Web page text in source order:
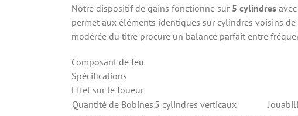
Notre dispositif de gains fonctionne sur 5 cylindres avec
permet aux éléments identiques sur cylindres voisins
modérée du titre procure un balance parfait entre
Composant de Jeu
Spécifications
Effet sur le Joueur
Quantité de Bobines 5 cylindres verticaux